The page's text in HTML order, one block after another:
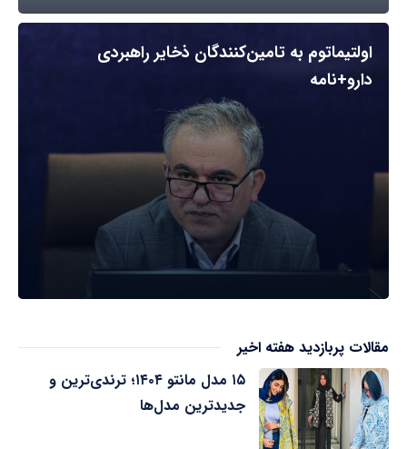
اولتیماتوم به تامین‌کنندگان ذخایر راهبردی
دارو+نامه
مقالات پربازدید هفته اخیر
۱۵ مدل مانتو ۱۴۰۴؛ ترندی‌ترین و
جدیدترین مدل‌ها